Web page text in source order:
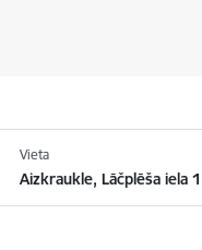
Vieta
Aizkraukle, Lāčplēša iela